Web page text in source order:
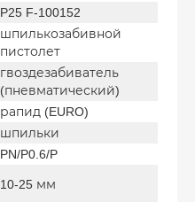
P25 F-100152
шпилькозабивной
пистолет
гвоздезабиватель
(пневматический)
рапид (EURO)
шпильки
PN/P0.6/P
10-25 мм